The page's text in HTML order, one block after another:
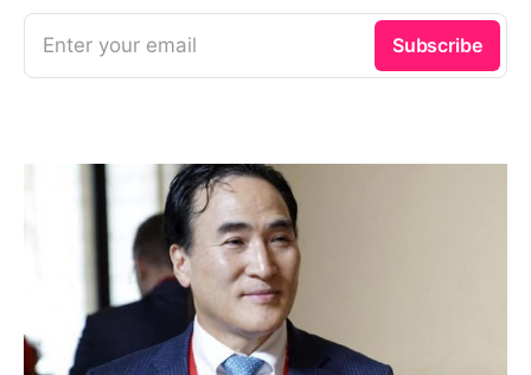
Enter your email Subscribe